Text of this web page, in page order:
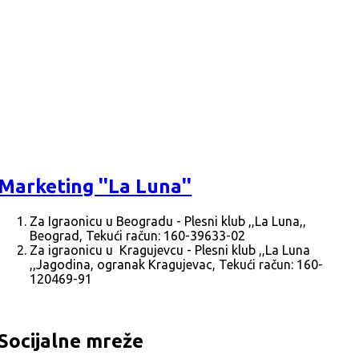
Marketing ''La Luna''
Za Igraonicu u Beogradu - Plesni klub ,,La Luna,,
Beograd, Tekući račun: 160-39633-02
Za igraonicu u Kragujevcu - Plesni klub ,,La Luna
,,Jagodina, ogranak Kragujevac, Tekući račun: 160-
120469-91
mreže